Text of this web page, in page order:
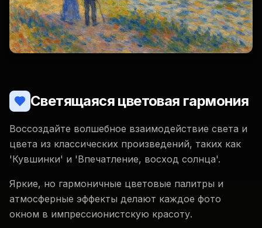
Светящаяся цветовая гармония
Воссоздайте волшебное взаимодействие света и
цвета из классических произведений, таких как
'Кувшинки' и 'Впечатление, восход солнца'.
Яркие, но гармоничные цветовые палитры и
атмосферные эффекты делают каждое фото
окном в импрессионистскую красоту.